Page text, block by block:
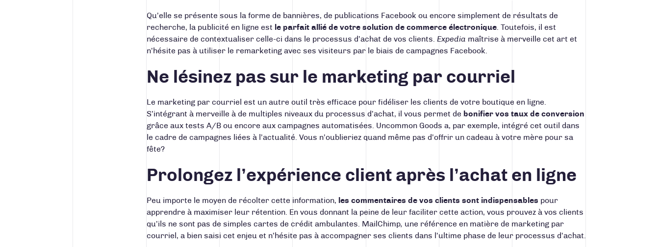
Qu’elle se présente sous la forme de bannières, de publications Facebook ou encore simplement de résultats de
recherche, la publicité en ligne est le parfait allié de votre solution de commerce électronique. Toutefois, il est
nécessaire de contextualiser celle-ci dans le processus d’achat de vos clients. Expedia maîtrise à merveille cet art et
n’hésite pas à utiliser le remarketing avec ses visiteurs par le biais de campagnes Facebook.
Ne lésinez pas sur le marketing par courriel
Le marketing par courriel est un autre outil très efficace pour fidéliser les clients de votre boutique en ligne.
S’intégrant à merveille à de multiples niveaux du processus d’achat, il vous permet de bonifier vos taux de conversion
grâce aux tests A/B ou encore aux campagnes automatisées. Uncommon Goods a, par exemple, intégré cet outil dans
le cadre de campagnes liées à l’actualité. Vous n’oublieriez quand même pas d’offrir un cadeau à votre mère pour sa
fête?
Prolongez l’expérience client après l’achat en ligne
Peu importe le moyen de récolter cette information, les commentaires de vos clients sont indispensables pour
apprendre à maximiser leur rétention. En vous donnant la peine de leur faciliter cette action, vous prouvez à vos clients
qu’ils ne sont pas de simples cartes de crédit ambulantes.
MailChimp, une référence en matière de marketing par
courriel, a bien saisi cet enjeu et n’hésite pas à accompagner ses clients dans l’ultime phase de leur processus d’achat.